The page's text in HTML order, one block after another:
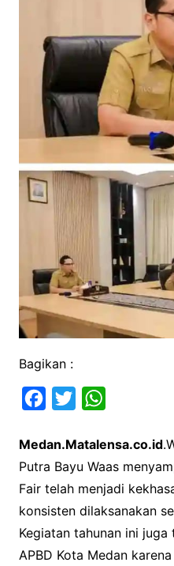
Bagikan :
c
e
b
o
o
i
t
t
e
r
a
t
s
A
p
Medan.Matalensa.co.id
Putra Bayu Waas
Fair telah menjadi
konsisten dilaksanakan
Kegiatan tahunan ini
APBD Kota Medan